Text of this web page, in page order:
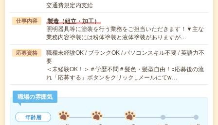
交通費規定内支給
仕事内容 製造（組立・加工）
照明器具等に塗装を行う業務をご担当いただきます！▼主な
業務内容塗装には粉体塗装と液体塗装がありますが…
応募資格
職種未経験OK / ブランクOK / パソコンスキル不要 / 英語力不
要
＜未経験OK！＞＃学歴不問＃髪色・髪型自由！○応募後の流
れ「応募する」ボタンをクリック↓メールにてw…
職場の雰囲気
年齢層